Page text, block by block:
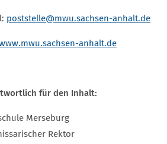
poststelle@mwu.sachsen-anhalt.de
anhalt.de
für den Inhalt:
Merseburg
Rektor